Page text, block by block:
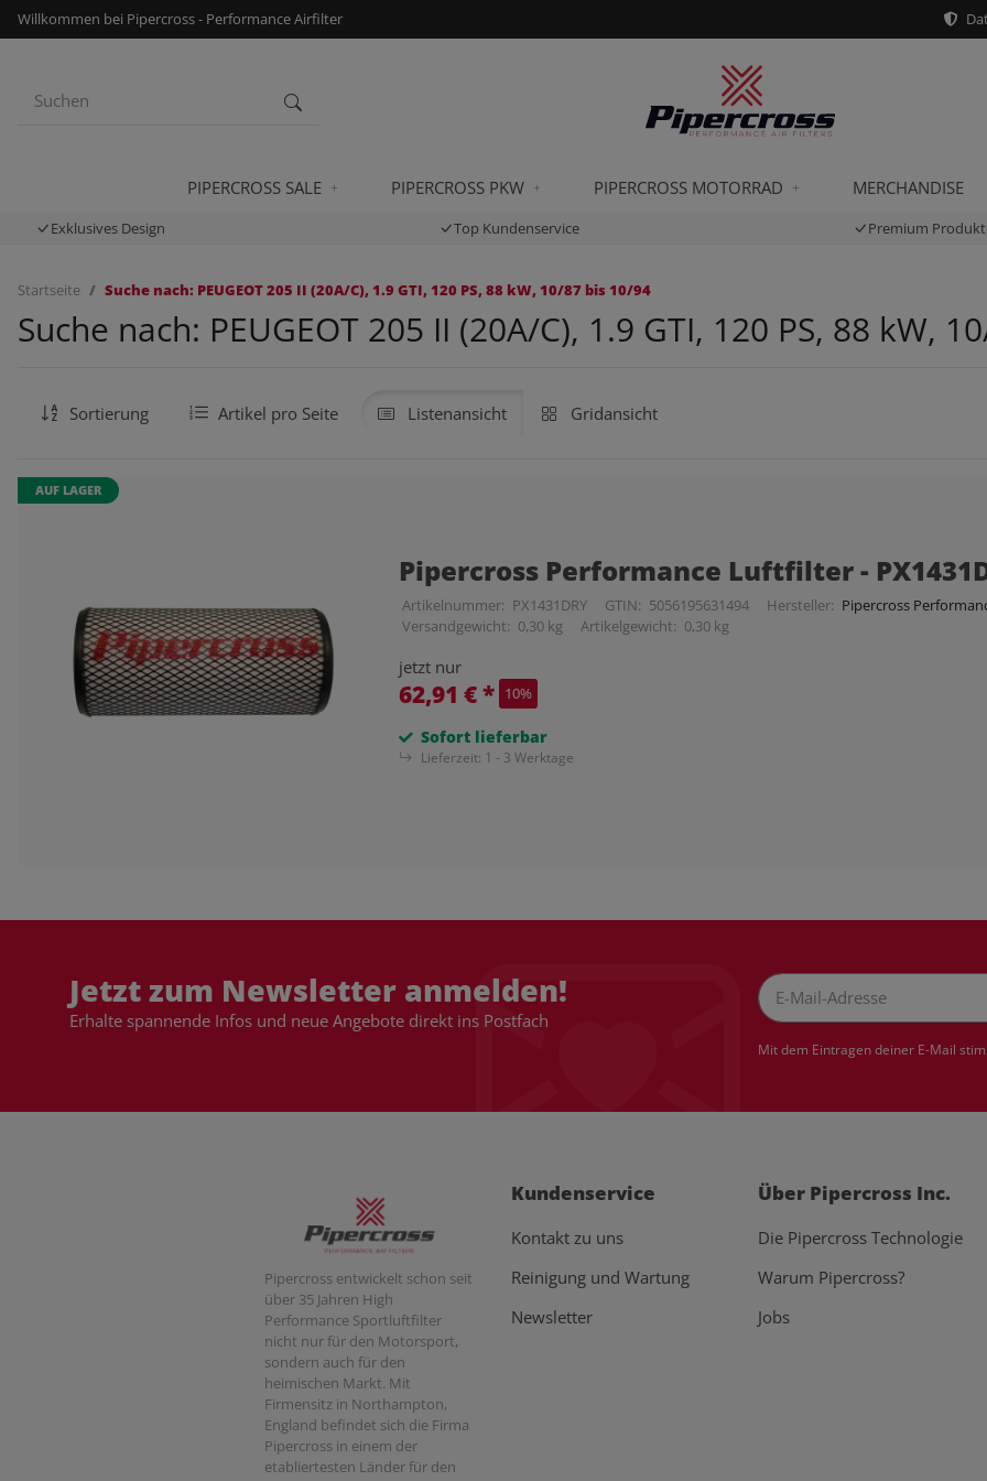
Willkommen bei Pipercross - Performance Airfilter
PIPERCROSS SALE PIPERCROSS PKW PIPERCROSS MOTORRAD MERCHANDISE
Exklusives Design Top Kundenservice Premium
Startseite Suche nach: PEUGEOT 205 II (20A/C), 1.9 GTI, 120 PS, 88 kW, 10/87 bis 10/94
Suche nach: PEUGEOT 205 II (20A/C), 1.9 GTI, 120 PS, 88 kW,
Sortierung Artikel pro Seite Listenansicht Gridansicht
AUF LAGER
Pipercross Performance Luftfilter -
Artikelnummer: PX1431DRY GTIN: 5056195631494 Hersteller: Pipercross
Versandgewicht: 0,30 kg Artikelgewicht: 0,30 kg
jetzt nur
62,91 €* 10%
Sofort lieferbar
Lieferzeit: 1 - 3 Werktage
Jetzt zum Newsletter anmelden!
Erhalte spannende Infos und neue Angebote direkt ins Postfach
Mit dem Eintragen deiner E-Mail
Pipercross entwickelt schon seit
über 35 Jahren High
Performance Sportluftfilter
nicht nur für den Motorsport,
sondern auch für den
heimischen Markt. Mit
Firmensitz in Northampton,
England befindet sich die Firma
Pipercross in einem der
etabliertesten Länder für den
Kundenservice
Kontakt zu uns
Reinigung und Wartung
Newsletter
Über Pipercross Inc.
Die Pipercross Technologie
Warum Pipercross?
Jobs